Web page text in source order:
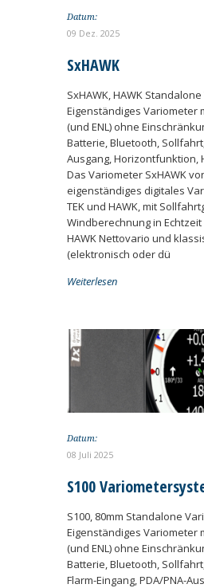
Datum:
09 Dez. 2025
SxHAWK
SxHAWK, HAWK
Eigenständiges Variometer
(und ENL) ohne
Batterie, Bluetooth,
Ausgang, Horizontfunktion,
Das Variometer SxHAWK
eigenständiges digitales
TEK und HAWK, mit
Windberechnung in Echtzeit
HAWK Nettovario und
(elektronisch oder dü
Weiterlesen
Datum:
08 Juli 2025
S100
S100, 80mm Standalone
Eigenständiges Variometer
(und ENL) ohne
Batterie, Bluetooth,
Flarm-Eingang, PDA/PNA-